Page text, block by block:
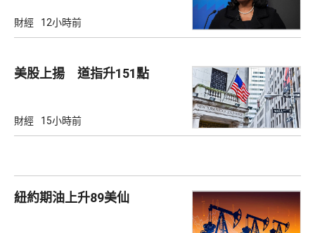
財經 12小時前
美股上揚 道指升151點
財經 15小時前
紐約期油上升89美仙